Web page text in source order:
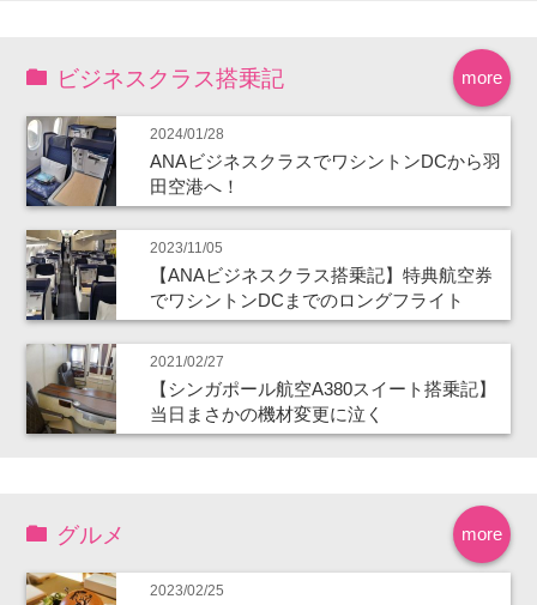
more
ビジネスクラス搭乗記
2024/01/28
ANAビジネスクラスでワシントンDCから羽
田空港へ！
2023/11/05
【ANAビジネスクラス搭乗記】特典航空券
でワシントンDCまでのロングフライト
2021/02/27
【シンガポール航空A380スイート搭乗記】
当日まさかの機材変更に泣く
more
グルメ
2023/02/25